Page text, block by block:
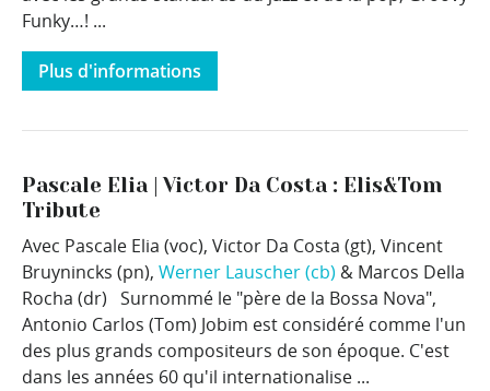
Funky…! ...
Plus d'informations
Pascale Elia | Victor Da Costa : Elis&Tom
Tribute
Avec Pascale Elia (voc), Victor Da Costa (gt), Vincent
Bruynincks (pn), Werner Lauscher (cb) & Marcos Della
Rocha (dr) Surnommé le "père de la Bossa Nova",
Antonio Carlos (Tom) Jobim est considéré comme l'un
des plus grands compositeurs de son époque. C'est
dans les années 60 qu'il internationalise ...